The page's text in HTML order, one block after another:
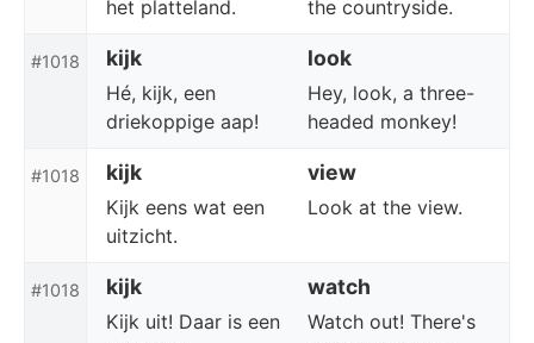
het platteland.
the countryside.
#1018 kijk look
Hé, kijk, een
driekoppige aap!
Hey, look, a three-
headed monkey!
#1018 kijk view
Kijk eens wat een
uitzicht.
Look at the view.
#1018 kijk watch
Kijk uit! Daar is een
Watch out! There's